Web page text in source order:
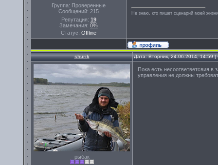
Группа: Проверенные
Сообщений: 215
Репутация: 19
Замечания: 0%
Статус: Offline
Не знаю, кто пишет сценарий моей
shurik Дата: Вторник, 24.06.2014, 14:59
рыбак
Пока есть несоответветсвия в
управления не должны